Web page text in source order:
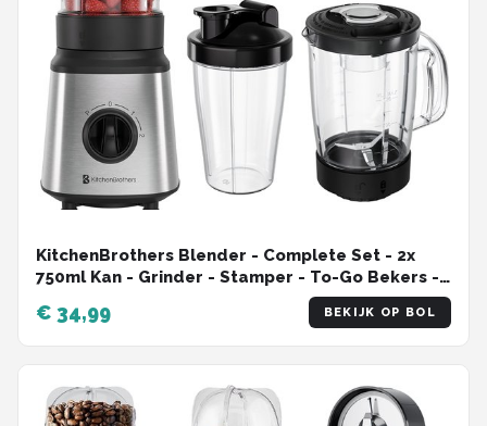
KitchenBrothers Blender - Complete Set - 2x
750ml Kan - Grinder - Stamper - To-Go Bekers -
€ 34,99 BEKIJK OP BOL